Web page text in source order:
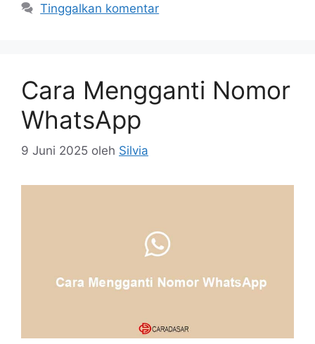
Tinggalkan komentar
Cara Mengganti Nomor
WhatsApp
9 Juni 2025 oleh Silvia